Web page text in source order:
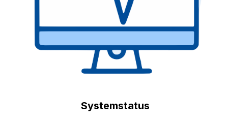
Systemstatus